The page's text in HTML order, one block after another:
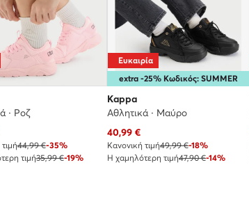
· Ροζ
τιμή
44,99 €-35%
τιμή35,99 €-19%
extra -25% Κωδικός: SUMMER
Ευκαιρία
Kappa
Αθλητικά · Μαύρο
Τρέχουσα τιμή
40,99€
Κανονική τιμή49,99 €-18%
Η χαμηλότερη τιμή47,90 €-14%